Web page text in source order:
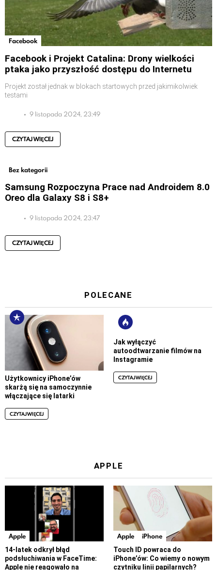
Facebook
Facebook i Projekt Catalina: Drony wielkości
ptaka jako przyszłość dostępu do Internetu
Projekt został jednak w blokach startowych przed jakimikolwiek
testami
9 listopada 2024, 23:49
CZYTAJ WIĘCEJ
Bez kategorii
Samsung Rozpoczyna Prace nad Androidem 8.0
Oreo dla Galaxy S8 i S8+
9 listopada 2024, 23:47
CZYTAJ WIĘCEJ
POLECANE
Użytkownicy iPhone’ów
skarżą się na samoczynnie
włączające się latarki
CZYTAJ WIĘCEJ
Jak wyłączyć
autoodtwarzanie filmów na
Instagramie
CZYTAJ WIĘCEJ
APPLE
Apple
14-latek odkrył błąd
podsłuchiwania w FaceTime:
Apple nie reagowało na
Apple iPhone
Touch ID powraca do
iPhone’ów: Co wiemy o nowym
czytniku linii papilarnych?